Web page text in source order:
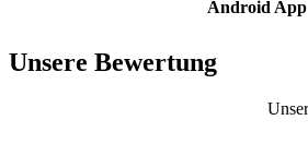
Android App
Unsere Bewertung